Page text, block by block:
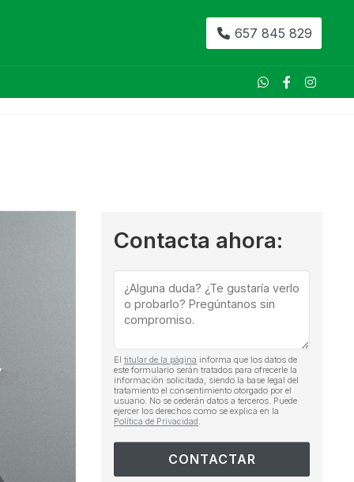
657 845 829
Contacta ahora:
El titular de la página informa que los datos de
este formulario serán tratados para ofrecerle la
información solicitada, siendo la base legal del
tratamiento el consentimiento otorgado por el
usuario. No se cederán datos a terceros. Puede
ejercer los derechos como se explica en la
Política de Privacidad.